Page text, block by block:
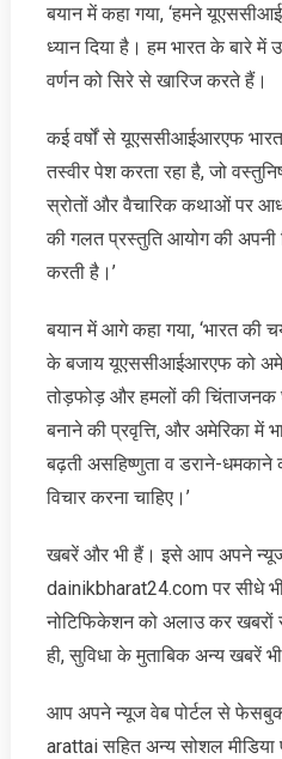
बयान में कहा गया, ‘हमने
ध्यान दिया है। हम भारत के बारे में
वर्णन को सिरे से खारिज करते हैं।
कई वर्षों से यूएससीआईआरएफ
तस्वीर पेश करता रहा है, जो
स्रोतों और वैचारिक कथाओं पर
की गलत प्रस्तुति आयोग की अपनी
करती है।’
बयान में आगे कहा गया, ‘भारत की
के बजाय यूएससीआईआरएफ को
तोड़फोड़ और हमलों की चिंताजनक
बनाने की प्रवृत्ति, और अमेरिका में
बढ़ती असहिष्णुता व डराने-धमकाने
विचार करना चाहिए।’
खबरें और भी हैं। इसे आप अपने न्‍यूज
dainikbharat24.com पर सीधे
नोटिफिकेशन को अलाउ कर
ही, सुविधा के मुताबिक अन्‍य खबरें
आप अपने न्‍यूज वेब पोर्टल से फेसबुक,
arattai सहित अन्‍य सोशल